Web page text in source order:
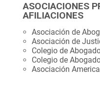
ASOCIACIONES
AFILIACIONES
Asociación de
Asociación de
Colegio de
Colegio de
Asociación